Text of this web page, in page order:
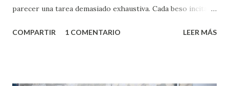
parecer una tarea demasiado exhaustiva. Cada beso incita
partes de ti que jamás hubieras imaginado. El problema es
COMPARTIR 1 COMENTARIO LEER MÁS